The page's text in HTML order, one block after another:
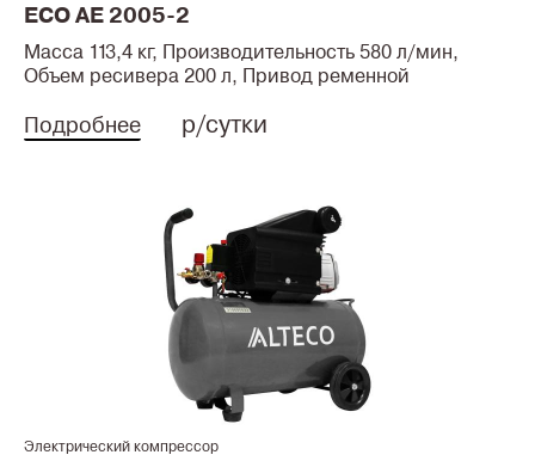
ECO AE 2005-2
Масса 113,4 кг, Производительность 580 л/мин,
Объем ресивера 200 л, Привод ременной
Подробнее р/сутки
Электрический компрессор